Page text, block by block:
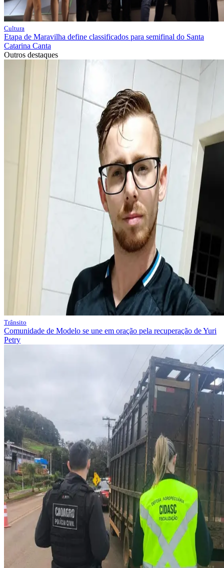
Cultura
Etapa de Maravilha define classificados para semifinal do Santa
Catarina Canta
Outros destaques
Trânsito
Comunidade de Modelo se une em oração pela recuperação de Yuri
Petry